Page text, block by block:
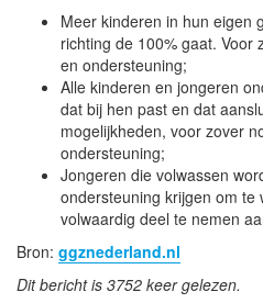
Meer kinderen in hun eigen
richting de 100% gaat. Voor
en ondersteuning;
Alle kinderen en jongeren
dat bij hen past en dat
mogelijkheden, voor zover
ondersteuning;
Jongeren die volwassen
ondersteuning krijgen om te
volwaardig deel te nemen
Bron: ggznederland.nl
Dit bericht is 3752 keer gelezen.